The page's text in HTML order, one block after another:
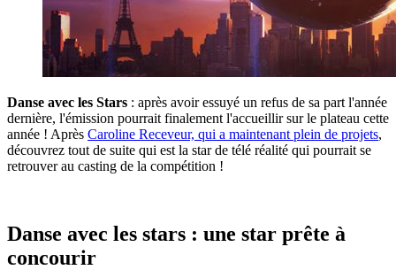
Danse avec les Stars : après avoir essuyé un refus de sa part l'année
dernière, l'émission pourrait finalement l'accueillir sur le plateau cette
année ! Après Caroline Receveur, qui a maintenant plein de projets,
découvrez tout de suite qui est la star de télé réalité qui pourrait se
retrouver au casting de la compétition !
Danse avec les stars : une star prête à
concourir